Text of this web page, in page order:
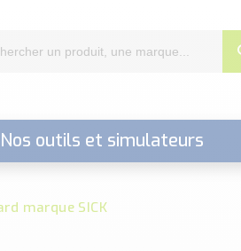
Nos outils et simulateurs
marque SICK